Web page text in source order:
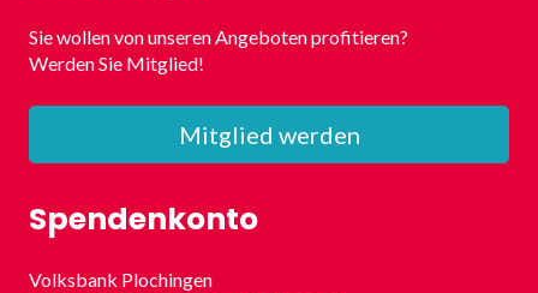
Sie wollen von unseren Angeboten profitieren?
Werden Sie Mitglied!
Mitglied werden
Spendenkonto
Volksbank Plochingen